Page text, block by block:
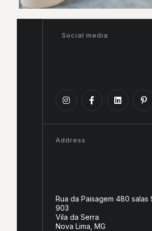
Social media
Address
Rua da Paisagem 480 salas
903
Vila da Serra
Nova Lima, MG